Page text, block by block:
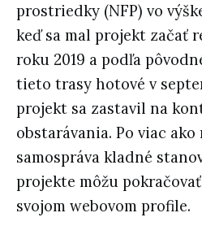
prostriedky (NFP) vo výške
keď sa mal projekt začať
roku 2019 a podľa
tieto trasy hotové v
projekt sa zastavil na
obstarávania. Po viac
samospráva kladné
projekte môžu
svojom webovom profile.